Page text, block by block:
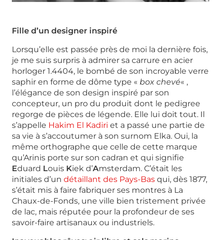
Fille d’un designer inspiré
Lorsqu’elle est passée près de moi la dernière fois,
je me suis surpris à admirer sa carrure en acier
horloger 1.4404, le bombé de son incroyable verre
saphir en forme de dôme type « box chevé« ,
l’élégance de son design inspiré par son
concepteur, un pro du produit dont le pedigree
regorge de pièces de légende. Elle lui doit tout. Il
s’appelle Hakim El Kadiri et a passé une partie de
sa vie à s’accoutumer à son surnom Elka. Oui, la
même orthographe que celle de cette marque
qu’Arinis porte sur son cadran et qui signifie
Eduard Louis Kiek d’Amsterdam. C’était les
initiales d’un détaillant des Pays-Bas qui, dès 1877,
s’était mis à faire fabriquer ses montres à La
Chaux-de-Fonds, une ville bien tristement privée
de lac, mais réputée pour la profondeur de ses
savoir-faire artisanaux ou industriels.